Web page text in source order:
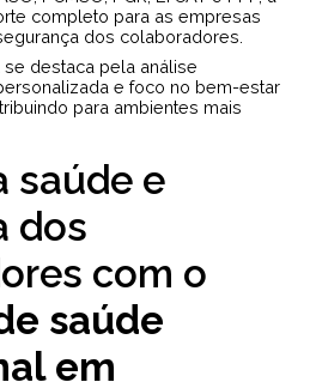
completo para as empresas
dos colaboradores.
destaca pela análise
e foco no bem-estar
para ambientes mais
saúde e
dos
com o
saúde
em